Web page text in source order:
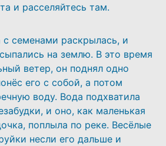
и расселяйтесь там.
с семенами раскрылась, и
на землю. В это время
ветер, он поднял одно
его с собой, а потом
воду. Вода подхватила
и оно, как маленькая
поплыла по реке. Весёлые
несли его дальше и